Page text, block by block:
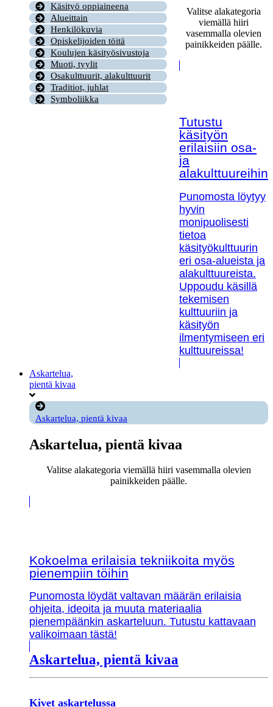
Käsityö oppiaineena
Alueittain
Henkilökuvia
Opiskelijoiden töitä
Koulujen käsityösivustoja
Muoti, tyylit
Osakulttuurit, alakulttuurit
Traditiot, juhlat
Symboliikka
Valitse alakategoria
viemällä hiiri
vasemmalla olevien
painikkeiden päälle.
Tutustu
käsityön
erilaisiin osa-
ja
alakulttuureihin!
Punomosta löytyy
hyvin
monipuolisesti
tietoa
käsityökulttuurin
eri osa-alueista ja
alakulttuureista.
Uppoudu käsillä
tekemisen
kulttuuriin ja
käsityön
ilmentymiseen eri
kulttuureissa!
Askartelua,
pientä kivaa
Askartelua, pientä kivaa
Askartelua, pientä kivaa
Valitse alakategoria viemällä hiiri vasemmalla olevien
painikkeiden päälle.
Kokoelma erilaisia tekniikoita myös
pienempiin töihin
Punomosta löydät valtavan määrän erilaisia
ohjeita, ideoita ja muuta materiaalia
pienempäänkin askarteluun. Tutustu kattavaan
valikoimaan tästä!
Askartelua, pientä kivaa
Kivet askartelussa